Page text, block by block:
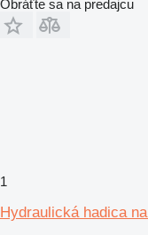
Obráťte sa na predajcu
1
Hydraulická hadica